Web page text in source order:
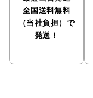
全国送料無料
（当社負担）で
発送！